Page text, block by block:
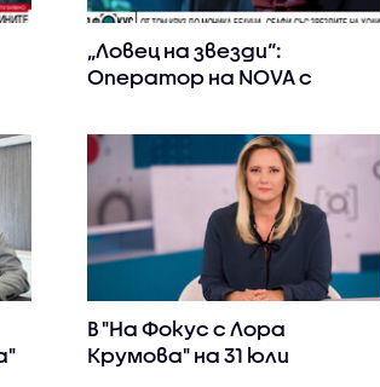
„Ловец на звезди“:
Оператор на NOVA с
снимки с известни
В "На Фокус с Лора
Крумова" на 31 юли